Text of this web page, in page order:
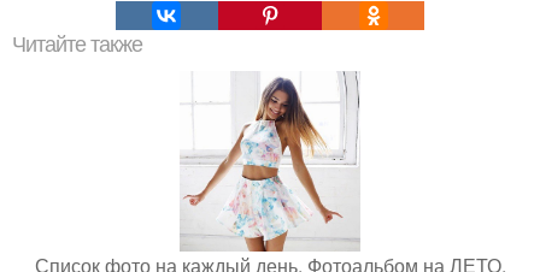
Читайте также
Список фото на каждый день. Фотоальбом на ЛЕТО.